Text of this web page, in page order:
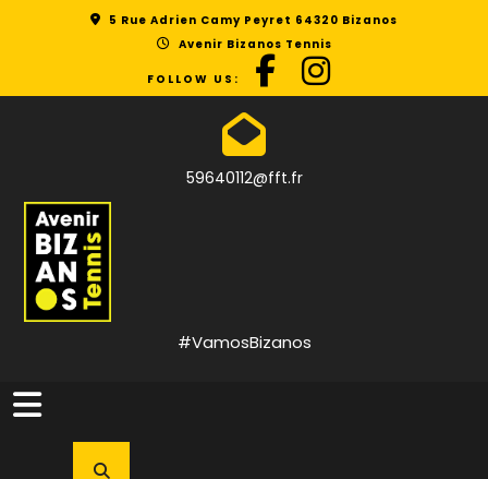
5 Rue Adrien Camy Peyret 64320 Bizanos
Avenir Bizanos Tennis
FOLLOW US:
59640112@fft.fr
#VamosBizanos
Open
Button